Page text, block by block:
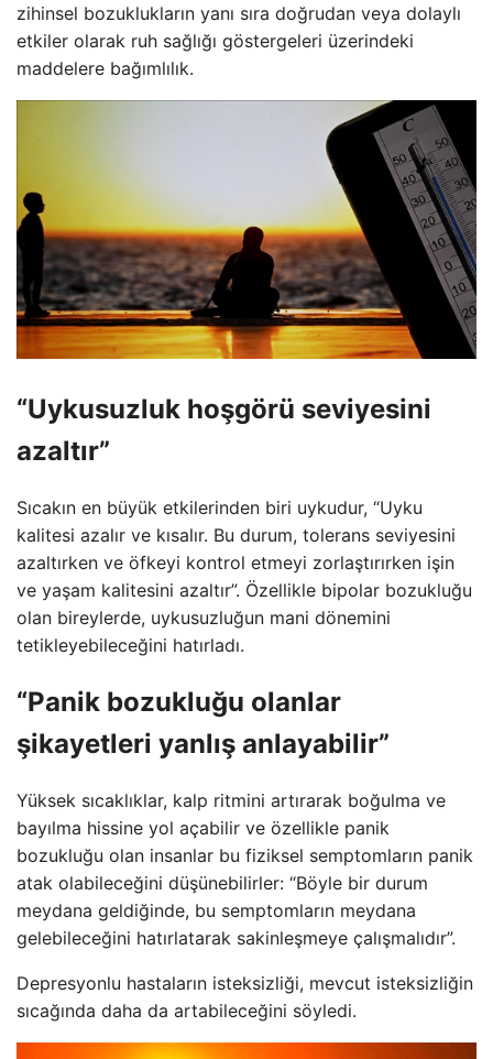
zihinsel bozuklukların yanı sıra doğrudan veya dolaylı
etkiler olarak ruh sağlığı göstergeleri üzerindeki
maddelere bağımlılık.
“Uykusuzluk hoşgörü seviyesini
azaltır”
Sıcakın en büyük etkilerinden biri uykudur, “Uyku
kalitesi azalır ve kısalır. Bu durum, tolerans seviyesini
azaltırken ve öfkeyi kontrol etmeyi zorlaştırırken işin
ve yaşam kalitesini azaltır”. Özellikle bipolar bozukluğu
olan bireylerde, uykusuzluğun mani dönemini
tetikleyebileceğini hatırladı.
“Panik bozukluğu olanlar
şikayetleri yanlış anlayabilir”
Yüksek sıcaklıklar, kalp ritmini artırarak boğulma ve
bayılma hissine yol açabilir ve özellikle panik
bozukluğu olan insanlar bu fiziksel semptomların panik
atak olabileceğini düşünebilirler: “Böyle bir durum
meydana geldiğinde, bu semptomların meydana
gelebileceğini hatırlatarak sakinleşmeye çalışmalıdır”.
Depresyonlu hastaların isteksizliği, mevcut isteksizliğin
sıcağında daha da artabileceğini söyledi.